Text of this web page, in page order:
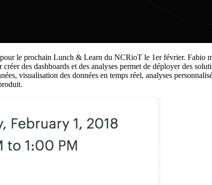
le prochain Lunch & Learn du NCRioT le 1er février. Fabio
des dashboards et des analyses permet de déployer des
visualisation des données en temps réel, analyses